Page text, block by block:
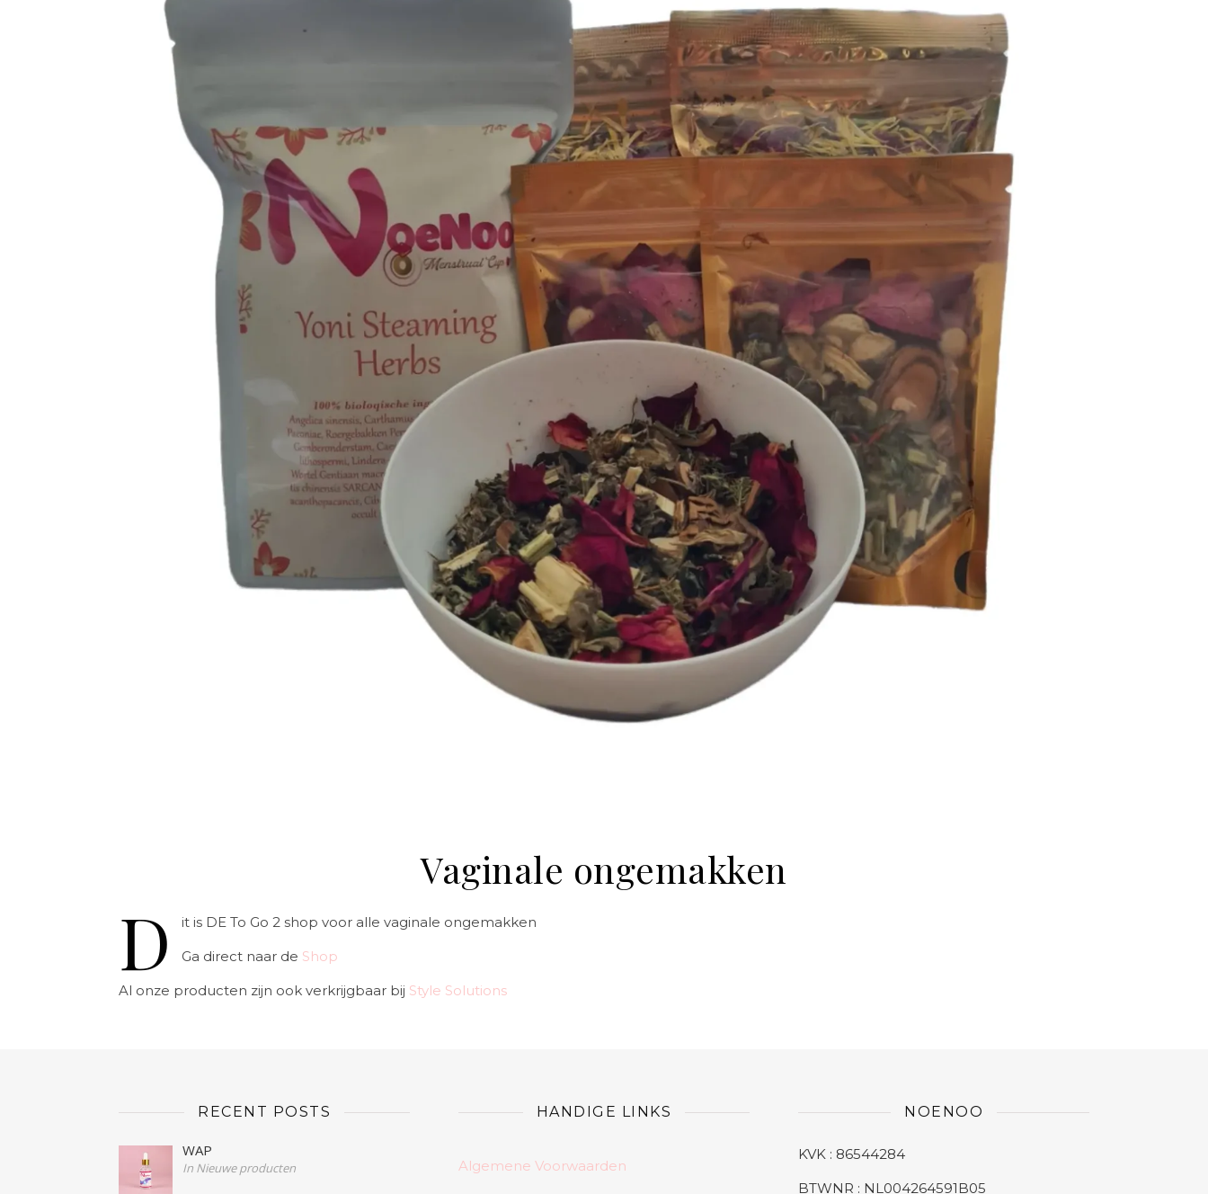
Vaginale ongemakken
D
it is DE To Go 2 shop voor alle vaginale ongemakken
Ga direct naar de Shop
Al onze producten zijn ook verkrijgbaar bij Style Solutions
RECENT POSTS
WAP
In Nieuwe producten
HANDIGE LINKS
Algemene Voorwaarden
NOENOO
KVK : 86544284
BTWNR : NL004264591B05